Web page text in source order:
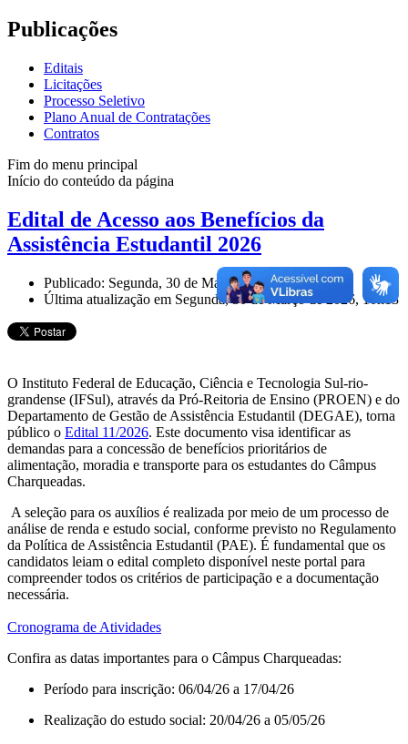
Publicações
Editais
Licitações
Processo Seletivo
Plano Anual de Contratações
Contratos
Fim do menu principal
Início do conteúdo da página
Edital de Acesso aos Benefícios da
Assistência Estudantil 2026
Publicado: Segunda, 30 de Março de 2026, 10h13
Última atualização em Segunda, 30 de Março de 2026, 10h13
O Instituto Federal de Educação, Ciência e Tecnologia Sul-rio-
grandense (IFSul), através da Pró-Reitoria de Ensino (PROEN) e do
Departamento de Gestão de Assistência Estudantil (DEGAE), torna
público o Edital 11/2026. Este documento visa identificar as
demandas para a concessão de benefícios prioritários de
alimentação, moradia e transporte para os estudantes do Câmpus
Charqueadas.
A seleção para os auxílios é realizada por meio de um processo de
análise de renda e estudo social, conforme previsto no Regulamento
da Política de Assistência Estudantil (PAE). É fundamental que os
candidatos leiam o edital completo disponível neste portal para
compreender todos os critérios de participação e a documentação
necessária.
Cronograma de Atividades
Confira as datas importantes para o Câmpus Charqueadas:
Período para inscrição: 06/04/26 a 17/04/26
Realização do estudo social: 20/04/26 a 05/05/26